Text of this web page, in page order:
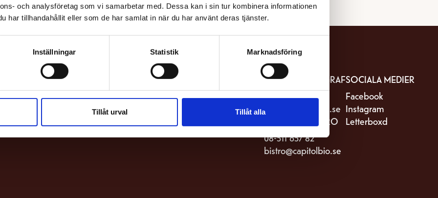
och analysföretag som vi samarbetar med. Dessa kan i sin tur kombinera informationen
har tillhandahållit eller som de har samlat in när du har använt deras tjänster.
Inställningar Statistik Marknadsföring
Tillåt urval Tillåt alla
Bio & Bistro Capitol
Sankt Eriksgatan 82
KONTAKTA BIOGRAF
08-511 657 81
kassa@capitolbio.se
KONTAKTA BISTRO
08-511 657 82
bistro@capitolbio.se
SOCIALA MEDIER
Facebook
Instagram
Letterboxd